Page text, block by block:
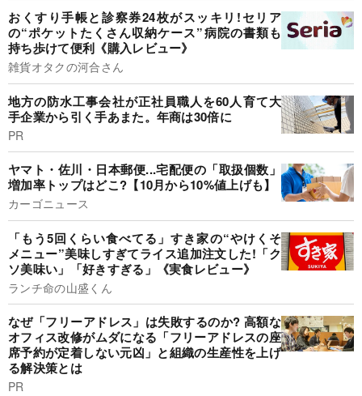
おくすり手帳と診察券24枚がスッキリ!セリア
の“ポケットたくさん収納ケース”病院の書類も
持ち歩けて便利《購入レビュー》
雑貨オタクの河合さん
地方の防水工事会社が正社員職人を60人育て大
手企業から引く手あまた。年商は30倍に
PR
ヤマト・佐川・日本郵便...宅配便の「取扱個数」
増加率トップはどこ?【10月から10%値上げも】
カーゴニュース
「もう5回くらい食べてる」すき家の“やけくそ
メニュー”美味しすぎてライス追加注文した!「ク
ソ美味い」「好きすぎる」《実食レビュー》
ランチ命の山盛くん
なぜ「フリーアドレス」は失敗するのか? 高額な
オフィス改修がムダになる「フリーアドレスの座
席予約が定着しない元凶」と組織の生産性を上げ
る解決策とは
PR